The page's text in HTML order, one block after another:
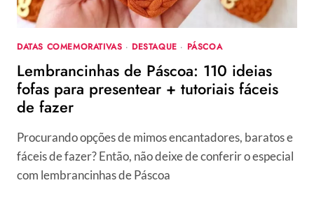
DA
DATAS COMEMORATIVAS · DESTAQUE · PÁSCOA
Lembrancinhas de Páscoa: 110 ideias
fofas para presentear + tutoriais fáceis
de fazer
Procurando opções de mimos encantadores, baratos e
fáceis de fazer? Então, não deixe de conferir o especial
com lembrancinhas de Páscoa